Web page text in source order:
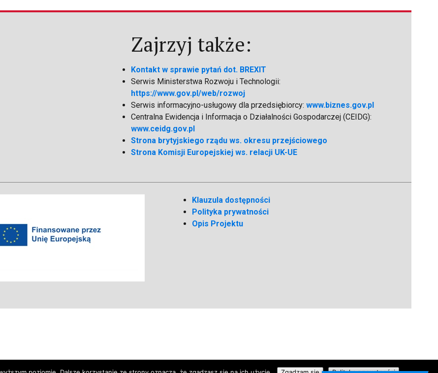
Zajrzyj także:
Kontakt w sprawie pytań dot. BREXIT
Serwis Ministerstwa Rozwoju i Technologii:
https://www.gov.pl/web/rozwoj
Serwis informacyjno-usługowy dla przedsiębiorcy: www.biznes.gov.pl
Centralna Ewidencja i Informacja o Działalności Gospodarczej (CEIDG):
www.ceidg.gov.pl
Strona brytyjskiego rządu ws. okresu przejściowego
Strona Komisji Europejskiej ws. relacji UK-UE
Klauzula dostępności
Polityka prywatności
Opis Projektu